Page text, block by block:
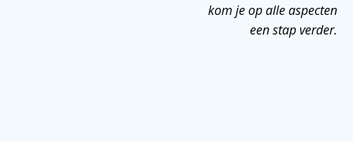
kom je op alle aspecten
een stap verder.